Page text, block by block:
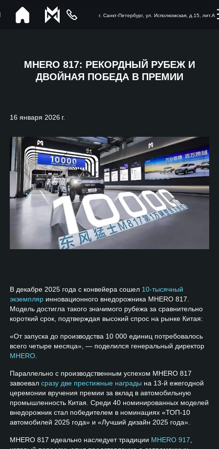
г. Санкт-Петербург, ул. Исполкомская, д.15, лит.А
MHERO 817: РЕКОРДНЫЙ РУБЕЖ И
ДВОЙНАЯ ПОБЕДА В ПРЕМИИ
16 января 2026 г.
В декабре 2025 года с конвейера сошел 10-тысячный
экземпляр инновационного внедорожника MHERO 817.
Модель достигла такого значимого рубежа за сравнительно
короткий срок, подтверждая высокий спрос на рынке Китая:
«От запуска до производства 10 000 единиц потребовалось
всего четыре месяца», — поделился генеральный директор
MHERO
Параллельно с производственным успехом MHERO 817
завоевал сразу две престижные награды на 13-й ежегодной
церемонии вручения премии за вклад в автомобильную
промышленность Китая. Среди 40 номинированных моделей
внедорожник стал победителем в номинациях «ТОП-10
автомобилей 2025 года» и «Лучший дизайн 2025 года».
MHERO 817 идеально наследует традиции MHERO 917